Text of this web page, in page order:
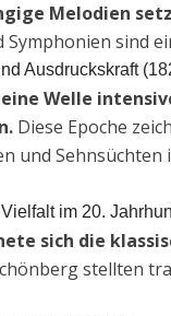
Melodien
Symphonien sind
Ausdruckskraft
Welle
Diese Epoche
und
im 20.
sich die
stellten